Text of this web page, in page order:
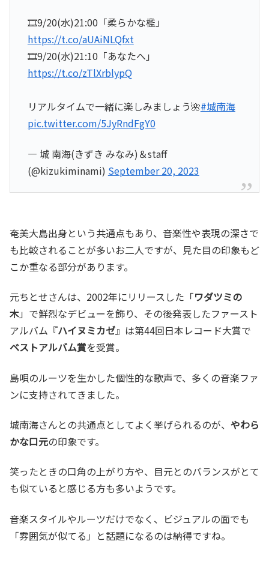
🎞9/20(水)21:00「柔らかな檻」
https://t.co/aUAiNLQfxt
🎞9/20(水)21:10「あなたへ」
https://t.co/zTlXrblypQ
リアルタイムで一緒に楽しみましょう🌺#城南海
pic.twitter.com/5JyRndFgY0
— 城 南海(きずき みなみ)＆staff
(@kizukiminami) September 20, 2023
奄美大島出身という共通点もあり、音楽性や表現の深さで
も比較されることが多いお二人ですが、見た目の印象もど
こか重なる部分があります。
元ちとせさんは、2002年にリリースした「ワダツミの
木」で鮮烈なデビューを飾り、その後発表したファースト
アルバム『ハイヌミカゼ』は第44回日本レコード大賞で
ベストアルバム賞を受賞。
島唄のルーツを生かした個性的な歌声で、多くの音楽ファ
ンに支持されてきました。
城南海さんとの共通点としてよく挙げられるのが、 やわら
かな口元の印象です。
笑ったときの口角の上がり方や、目元とのバランスがとて
も似ていると感じる方も多いようです。
音楽スタイルやルーツだけでなく、ビジュアルの面でも
「雰囲気が似てる」と話題になるのは納得ですね。